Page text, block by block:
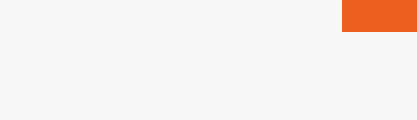
1. 「本サービス」とは、当社
みます）及びこれらサービス
「SEBook」「SEShop」「